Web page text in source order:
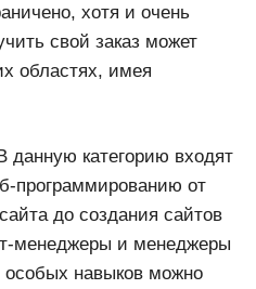
хотя и очень
свой заказ может
областях, имея
данную категорию входят
программированию от
до создания сайтов
менеджеры и менеджеры
особых навыков можно